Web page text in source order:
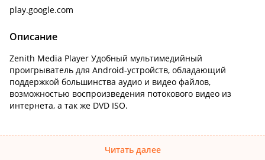
play.google.com
Описание
Zenith Media Player Удобный мультимедийный
проигрыватель для Android-устройств, обладающий
поддержкой большинства аудио и видео файлов,
возможностью воспроизведения потокового видео из
интернета, а так же DVD ISO.
Читать далее